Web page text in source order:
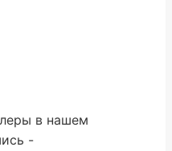
в нашем
-